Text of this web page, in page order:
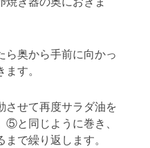
ら奥から手前に向かっ
す。
させて再度サラダ油を
と同じように巻き、
で繰り返します。